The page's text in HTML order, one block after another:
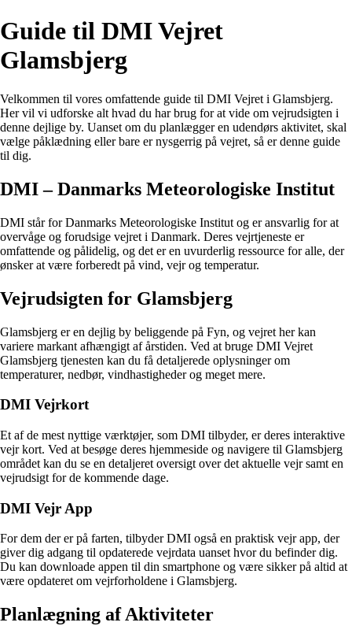
Guide til DMI Vejret
Glamsbjerg
Velkommen til vores omfattende guide til DMI Vejret i Glamsbjerg.
Her vil vi udforske alt hvad du har brug for at vide om vejrudsigten i
denne dejlige by. Uanset om du planlægger en udendørs aktivitet, skal
vælge påklædning eller bare er nysgerrig på vejret, så er denne guide
til dig.
DMI – Danmarks Meteorologiske Institut
DMI står for Danmarks Meteorologiske Institut og er ansvarlig for at
overvåge og forudsige vejret i Danmark. Deres vejrtjeneste er
omfattende og pålidelig, og det er en uvurderlig ressource for alle, der
ønsker at være forberedt på vind, vejr og temperatur.
Vejrudsigten for Glamsbjerg
Glamsbjerg er en dejlig by beliggende på Fyn, og vejret her kan
variere markant afhængigt af årstiden. Ved at bruge DMI Vejret
Glamsbjerg tjenesten kan du få detaljerede oplysninger om
temperaturer, nedbør, vindhastigheder og meget mere.
DMI Vejrkort
Et af de mest nyttige værktøjer, som DMI tilbyder, er deres interaktive
vejr kort. Ved at besøge deres hjemmeside og navigere til Glamsbjerg
området kan du se en detaljeret oversigt over det aktuelle vejr samt en
vejrudsigt for de kommende dage.
DMI Vejr App
For dem der er på farten, tilbyder DMI også en praktisk vejr app, der
giver dig adgang til opdaterede vejrdata uanset hvor du befinder dig.
Du kan downloade appen til din smartphone og være sikker på altid at
være opdateret om vejrforholdene i Glamsbjerg.
Planlægning af Aktiviteter